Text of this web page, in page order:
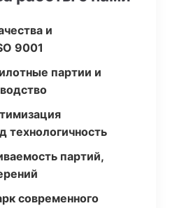
и
9001
партии и
технологичность
партий,
современного